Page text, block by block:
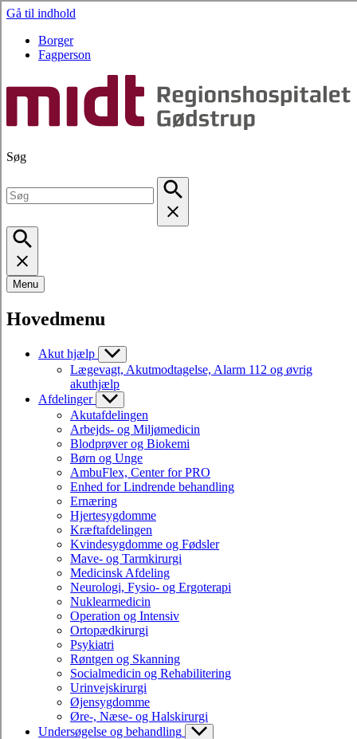
Gå til indhold
Borger
Fagperson
Søg
Menu
Hovedmenu
Akut hjælp
Lægevagt, Akutmodtagelse, Alarm 112 og øvrig
akuthjælp
Afdelinger
Akutafdelingen
Arbejds- og Miljømedicin
Blodprøver og Biokemi
Børn og Unge
AmbuFlex, Center for PRO
Enhed for Lindrende behandling
Ernæring
Hjertesygdomme
Kræftafdelingen
Kvindesygdomme og Fødsler
Mave- og Tarmkirurgi
Medicinsk Afdeling
Neurologi, Fysio- og Ergoterapi
Nuklearmedicin
Operation og Intensiv
Ortopædkirurgi
Psykiatri
Røntgen og Skanning
Socialmedicin og Rehabilitering
Urinvejskirurgi
Øjensygdomme
Øre-, Næse- og Halskirurgi
Undersøgelse og behandling